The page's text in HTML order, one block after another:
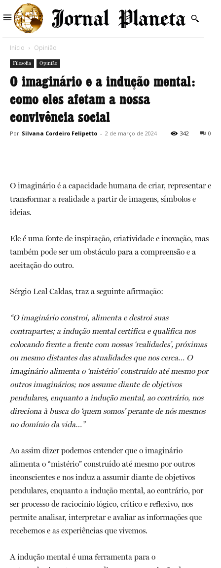
Início Opinião
Filosofia Opinião
O imaginário e a indução mental:
como eles afetam a nossa
convivência social
Por Silvana Cordeiro Felipetto - 2 de março de 2024 0
342
O imaginário é a capacidade humana de criar, representar e
transformar a realidade a partir de imagens, símbolos e
ideias.
Ele é uma fonte de inspiração, criatividade e inovação, mas
também pode ser um obstáculo para a compreensão e a
aceitação do outro.
Sérgio Leal Caldas, traz a seguinte afirmação:
“O imaginário constroi, alimenta e destroi suas
contrapartes; a indução mental certifica e qualifica nos
colocando frente a frente com nossas ‘realidades’, próximas
ou mesmo distantes das atualidades que nos cerca… O
imaginário alimenta o ‘mistério’ construído até mesmo por
outros imaginários; nos assume diante de objetivos
pendulares, enquanto a indução mental, ao contrário, nos
direciona à busca do ‘quem somos’ perante de nós mesmos
no domínio da vida…”
Ao assim dizer podemos entender que o imaginário
alimenta o “mistério” construído até mesmo por outros
inconscientes e nos induz a assumir diante de objetivos
pendulares, enquanto a indução mental, ao contrário, por
ser processo de raciocínio lógico, crítico e reflexivo, nos
permite analisar, interpretar e avaliar as informações que
recebemos e as experiências que vivemos.
A indução mental é uma ferramenta para o